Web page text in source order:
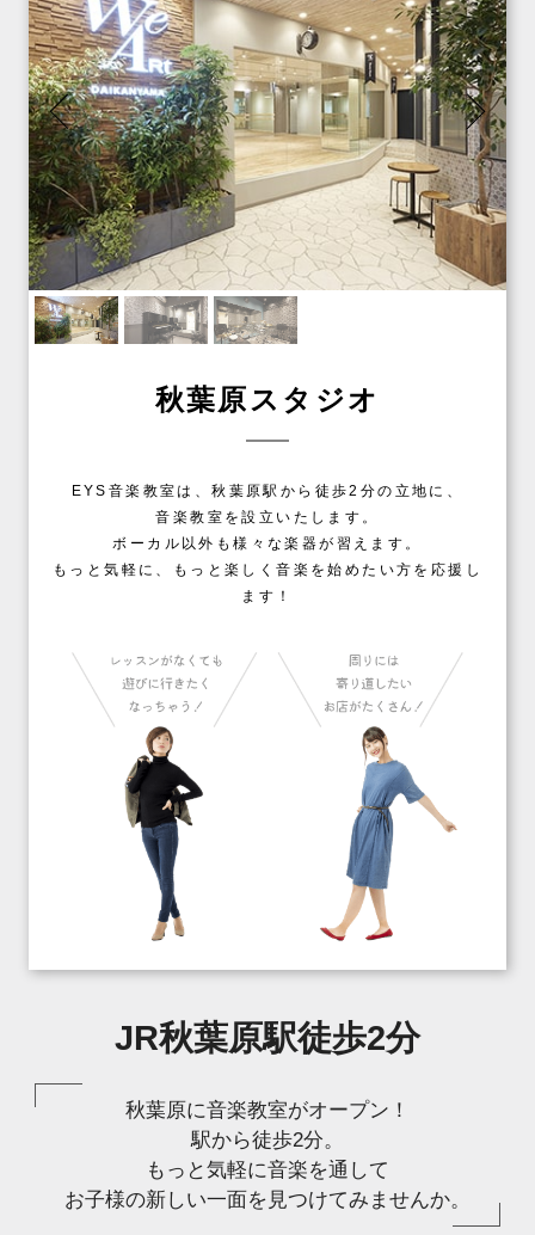
秋葉原スタジオ
EYS音楽教室は、秋葉原駅から徒歩2分の立地に、
音楽教室を設立いたします。
ボーカル以外も様々な楽器が習えます。
もっと気軽に、もっと楽しく音楽を始めたい方を応援し
ます！
JR秋葉原駅徒歩2分
秋葉原に音楽教室がオープン！
駅から徒歩2分。
もっと気軽に音楽を通して
お子様の新しい一面を見つけてみませんか。